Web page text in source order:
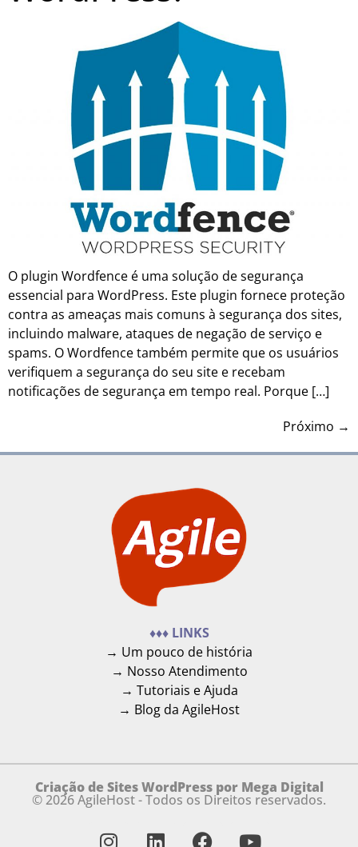
O plugin Wordfence é uma solução de segurança
essencial para WordPress. Este plugin fornece proteção
contra as ameaças mais comuns à segurança dos sites,
incluindo malware, ataques de negação de serviço e
spams. O Wordfence também permite que os usuários
verifiquem a segurança do seu site e recebam
notificações de segurança em tempo real. Porque […]
Próximo →
♦♦♦ LINKS
→ Um pouco de história
→ Nosso Atendimento
→ Tutoriais e Ajuda
→ Blog da AgileHost
Criação de Sites WordPress por Mega Digital
© 2026 AgileHost - Todos os Direitos reservados.